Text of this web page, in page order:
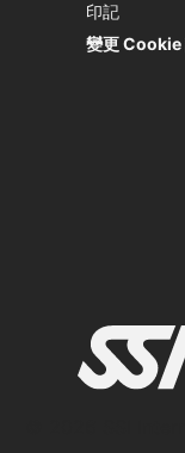
印記
變更 Cookie